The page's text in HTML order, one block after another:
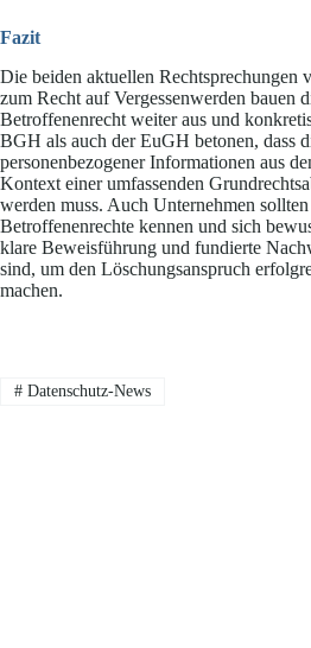
Fazit
Die beiden aktuellen
zum Recht auf Vergessenwerden bauen
Betroffenenrecht weiter aus und
BGH als auch der EuGH betonen, dass
personenbezogener Informationen aus
Kontext einer umfassenden
werden muss. Auch Unternehmen
Betroffenenrechte kennen und sich
klare Beweisführung und fundierte
sind, um den Löschungsanspruch
machen.
#Datenschutz-News